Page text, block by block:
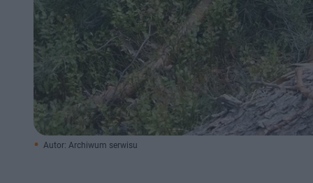
Autor: Archiwum serwisu